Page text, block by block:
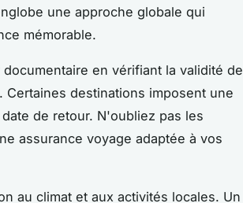
une approche globale qui
mémorable.
en vérifiant la validité de
destinations imposent une
de retour. N'oubliez pas les
assurance voyage adaptée à vos
au climat et aux activités locales. Un